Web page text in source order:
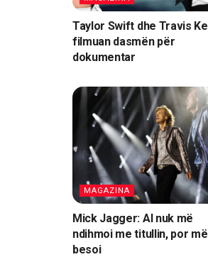
Taylor Swift dhe Travis
filmuan dasmën për
dokumentar
MAGAZINA
Mick Jagger: AI nuk më
ndihmoi me titullin, por më
besoi